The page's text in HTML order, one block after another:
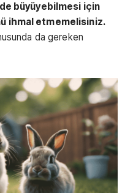
büyüyebilmesi için
ihmal etmemelisiniz.
da gereken